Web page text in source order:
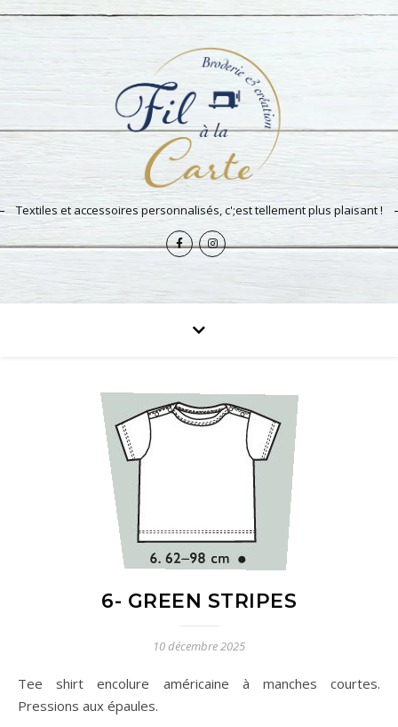
Textiles et accessoires personnalisés, c';est tellement plus plaisant !
6- GREEN STRIPES
10 décembre 2025
Tee shirt encolure américaine à manches courtes.
Pressions aux épaules.